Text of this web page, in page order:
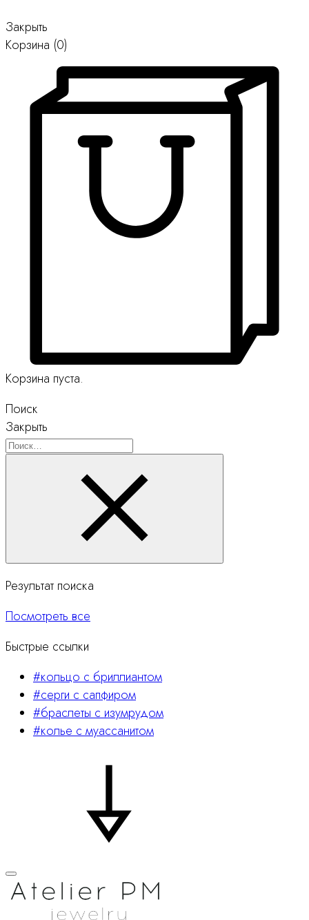
Закрыть
Корзина (0)
Корзина пуста.
Поиск
Закрыть
Поиск
Результат поиска
Посмотреть все
Быстрые ссылки
#кольцо с бриллиантом
#серги с сапфиром
#браслеты с изумрудом
#колье с муассанитом